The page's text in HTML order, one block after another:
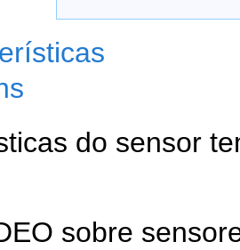
do sensor
sobre